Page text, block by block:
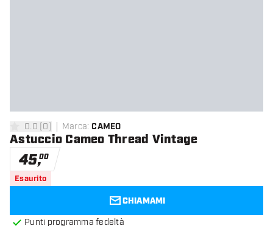
0 stelle di valutazione
0.0 [0] Marca: CAMEO
Astuccio Cameo Thread Vintage
45,00
Esaurito
CHIAMAMI
Punti programma fedeltà